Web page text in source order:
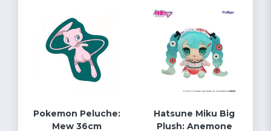
Pokemon Peluche:
Mew 36cm
Hatsune Miku Big
Plush: Anemone